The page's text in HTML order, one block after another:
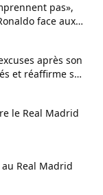
pas»,
face aux
après son
et réaffirme son
le Real Madrid
Real Madrid